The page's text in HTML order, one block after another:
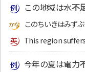
この地域は水不
このちいきはみず
This region
今年の夏は電力